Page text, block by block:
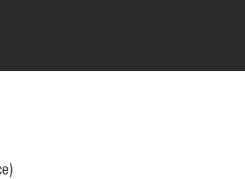
MNAM-CCI/Georges Meguerditchian/Dist.